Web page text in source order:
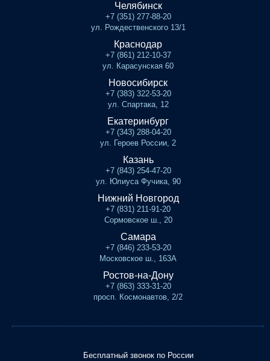
Челябинск
+7 (351) 277-88-20
ул. Рождественского 13/1
Краснодар
+7 (861) 212-10-37
ул. Карасунская 60
Новосибирск
+7 (383) 322-53-20
ул. Спартака, 12
Екатеринбург
+7 (343) 288-04-20
ул. Героев России, 2
Казань
+7 (843) 254-47-20
ул. Юлиуса Фучика, 90
Нижний Новгород
+7 (831) 211-91-20
Сормовское ш., 20
Самара
+7 (846) 233-53-20
Московское ш., 163А
Ростов-на-Дону
+7 (863) 333-31-20
просп. Космонавтов, 2/2
Бесплатный звонок по России